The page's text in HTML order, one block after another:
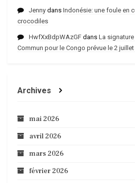
Jenny dans Indonésie: une foule en
crocodiles
HwfXxBdpWAzGF dans La
Commun pour le Congo prévue le 2
Archives
mai 2026
avril 2026
mars 2026
février 2026